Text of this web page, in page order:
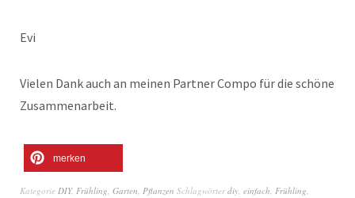
Evi
Vielen Dank auch an meinen Partner Compo für die schöne
Zusammenarbeit.
merken
Kategorie DIY, Frühling, Garten, Pflanzen Schlagwörterdiy, einfach, Frühling,